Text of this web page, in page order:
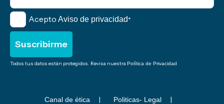
Acepto Aviso de privacidad*
Todos tus datos están protegidos. Revisa nuestra Política de Privacidad
Canal de ética Politicas- Legal